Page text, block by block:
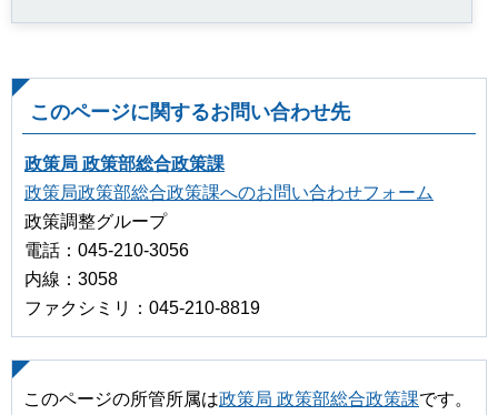
このページに関するお問い合わせ先
政策局 政策部総合政策課
政策局政策部総合政策課へのお問い合わせフォーム
政策調整グループ
電話：045-210-3056
内線：3058
ファクシミリ：045-210-8819
このページの所管所属は政策局 政策部総合政策課です。